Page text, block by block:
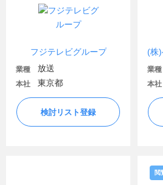
フジテレビグループ
業種 放送
本社 東京都
検討リスト登録
業種
本社
閲